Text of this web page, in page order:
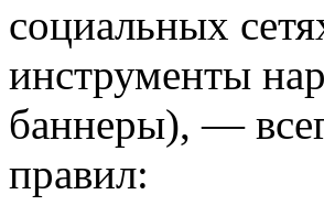
социальных
инструменты
баннеры), —
правил: